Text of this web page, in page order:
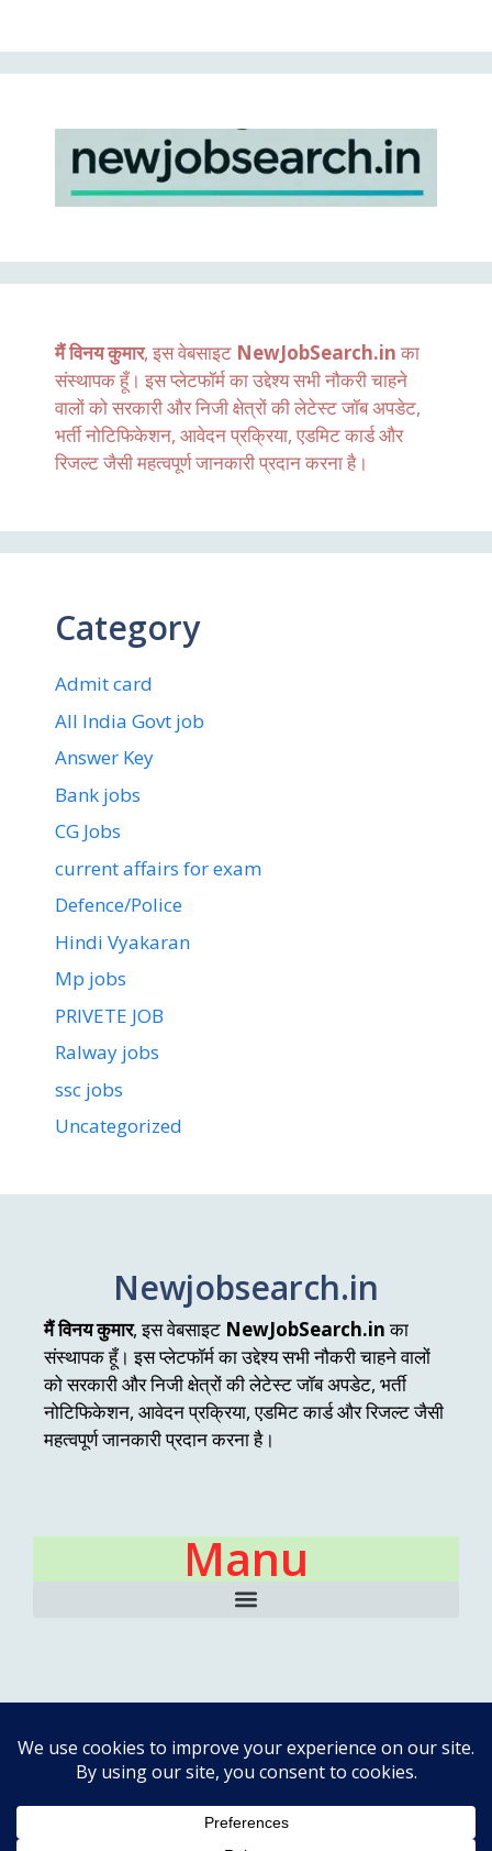
मैं विनय कुमार, इस वेबसाइट NewJobSearch.in का
संस्थापक हूँ। इस प्लेटफॉर्म का उद्देश्य सभी नौकरी चाहने
वालों को सरकारी और निजी क्षेत्रों की लेटेस्ट जॉब अपडेट,
भर्ती नोटिफिकेशन, आवेदन प्रक्रिया, एडमिट कार्ड और
रिजल्ट जैसी महत्वपूर्ण जानकारी प्रदान करना है।
Category
Admit card
All India Govt job
Answer Key
Bank jobs
CG Jobs
current affairs for exam
Defence/Police
Hindi Vyakaran
Mp jobs
PRIVETE JOB
Ralway jobs
ssc jobs
Uncategorized
Newjobsearch.in
मैं विनय कुमार, इस वेबसाइट NewJobSearch.inका
संस्थापक हूँ। इस प्लेटफॉर्म का उद्देश्य सभी नौकरी चाहने वालों
को सरकारी और निजी क्षेत्रों की लेटेस्ट जॉब अपडेट, भर्ती
नोटिफिकेशन, आवेदन प्रक्रिया, एडमिट कार्ड और रिजल्ट जैसी
महत्वपूर्ण जानकारी प्रदान करना है।
Manu